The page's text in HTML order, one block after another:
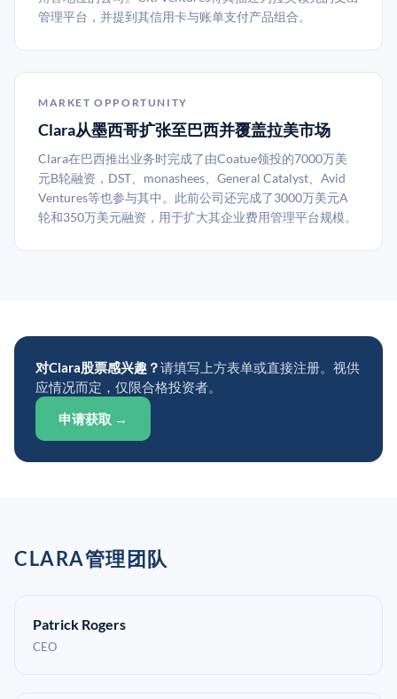
管理平台，并提到其信用卡与账单支付产品组合。
MARKET OPPORTUNITY
Clara从墨西哥扩张至巴西并覆盖拉美市场
Clara在巴西推出业务时完成了由Coatue领投的7000万美
元B轮融资，DST、monashees、General Catalyst、Avid
Ventures等也参与其中。此前公司还完成了3000万美元A
轮和350万美元融资，用于扩大其企业费用管理平台规模。
对Clara股票感兴趣？请填写上方表单或直接注册。视供
应情况而定，仅限合格投资者。
申请获取 →
CLARA管理团队
Patrick Rogers
CEO